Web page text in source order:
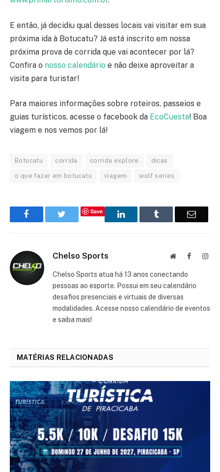
E então, já decidiu qual desses locais vai visitar em sua
próxima ida à Botucatu? Já está inscrito em nossa
próxima prova de corrida que vai acontecer por lá?
Confira o nosso calendário e não deixe aproveitar a
visita para turistar!
Para maiores informações sobre roteiros, passeios e
guias turísticos, acesse o facebook da EcoCuesta! Boa
viagem e nos vemos por lá!
Botucatu corrida corrida explore dicas
o que fazer em botucatu viagem wolf series
Facebook TwitterSave LinkedIn Tumblr Email
Chelso Sports WebsiteFacebook
Chelso Sports atua há 13 anos conectando
pessoas ao esporte. Possui em seu calendário
desafios presenciais e virtuais de diversas
modalidades. Acesse nosso calendário de eventos
e saiba mais!
MATÉRIAS RELACIONADAS